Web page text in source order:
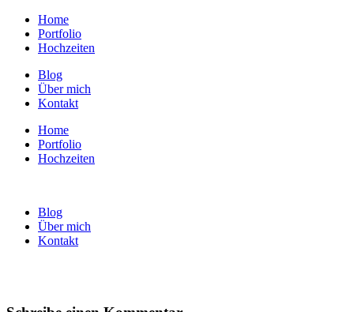
Home
Portfolio
Hochzeiten
Blog
Über mich
Kontakt
Home
Portfolio
Hochzeiten
Blog
Über mich
Kontakt